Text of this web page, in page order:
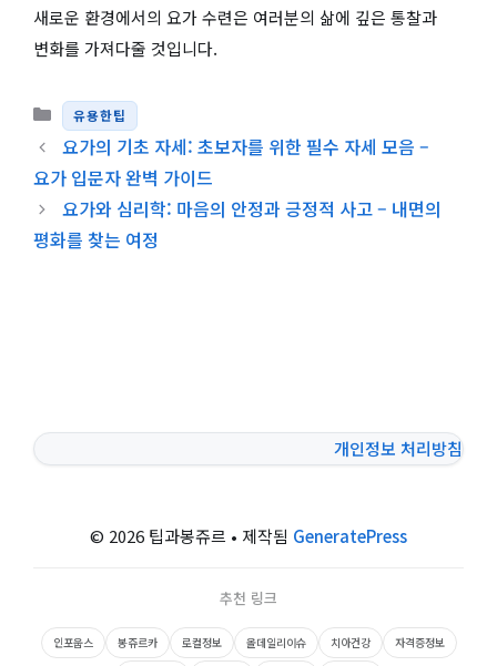
새로운 환경에서의 요가 수련은 여러분의 삶에 깊은 통찰과
변화를 가져다줄 것입니다.
카테고리
유용한팁
요가의 기초 자세: 초보자를 위한 필수 자세 모음 –
요가 입문자 완벽 가이드
요가와 심리학: 마음의 안정과 긍정적 사고 – 내면의
평화를 찾는 여정
개인정보 처리방침
© 2026 팁과봉쥬르 • 제작됨 GeneratePress
추천 링크
인포웁스 봉쥬르카 로컬정보 올데일리이슈 치아건강 자격증정보